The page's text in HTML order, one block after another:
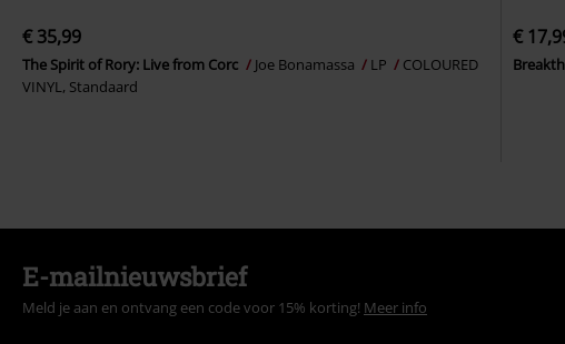
€ 35,99
The Spirit of Rory: Live from Corc Joe Bonamassa LP
COLOURED
VINYL, Standaard
€
E-mailnieuwsbrief
Meld je aan en ontvang een code voor 15% korting! Meer info